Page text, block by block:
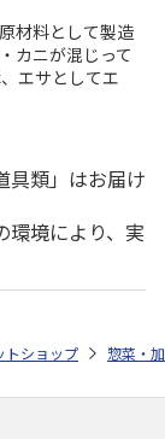
材料として製造
カニが混じって
エサとしてエ
具類」はお届け
環境により、実
ゆうゆうギフト
トショップ 惣菜・